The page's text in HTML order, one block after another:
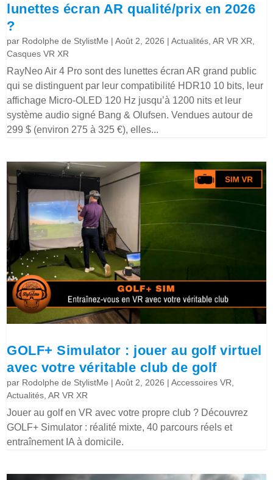
lunettes écran AR qualité/prix en 2026
?
par Rodolphe de StylistMe |Août 2, 2026 |Actualités ,AR VR XR
Casques VR XR
RayNeo Air 4 Pro sont des lunettes écran AR grand public
qui se distinguent par leur compatibilité HDR10 10 bits, leur
affichage Micro-OLED 120 Hz jusqu’à 1200 nits et leur
système audio signé Bang & Olufsen. Vendues autour de
299 $ (environ 275 à 325 €), elles...
GOLF+ Simulator : jouer au golf virtuel
avec votre véritable club de golf
par Rodolphe de StylistMe |Août 2, 2026 |Accessoires VR
Actualités ,AR VR XR
Jouer au golf en VR avec votre propre club ? Découvrez
GOLF+ Simulator : réalité mixte, 40 parcours réels et
entraînement IA à domicile.